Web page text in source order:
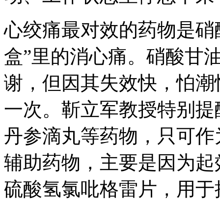
心绞痛最对效的药物是
盒”里的消心痛。硝酸甘
谢，但因其失效快，怕
一次。靳立军教授特别
丹参滴丸等药物，只可
辅助药物，主要是因为
硫酸氢氯吡格雷片，用